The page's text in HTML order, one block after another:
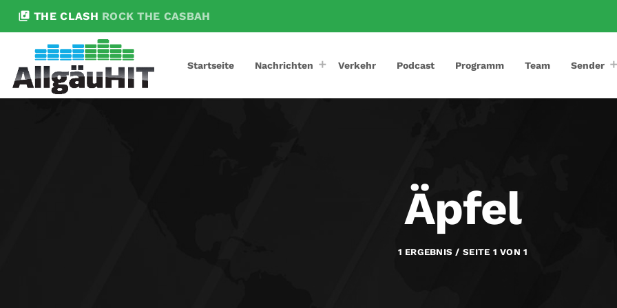
library_music THE CLASH ROCK THE CASBAH
Startseite Nachrichten Verkehr Podcast Programm Team Sender
Äpfel
1 ERGEBNIS / SEITE 1 VON 1